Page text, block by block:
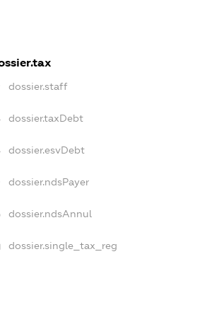
dossier.staff
dossier.taxDebt
dossier.esvDebt
dossier.ndsPayer
dossier.ndsAnnul
dossier.single_tax_reg